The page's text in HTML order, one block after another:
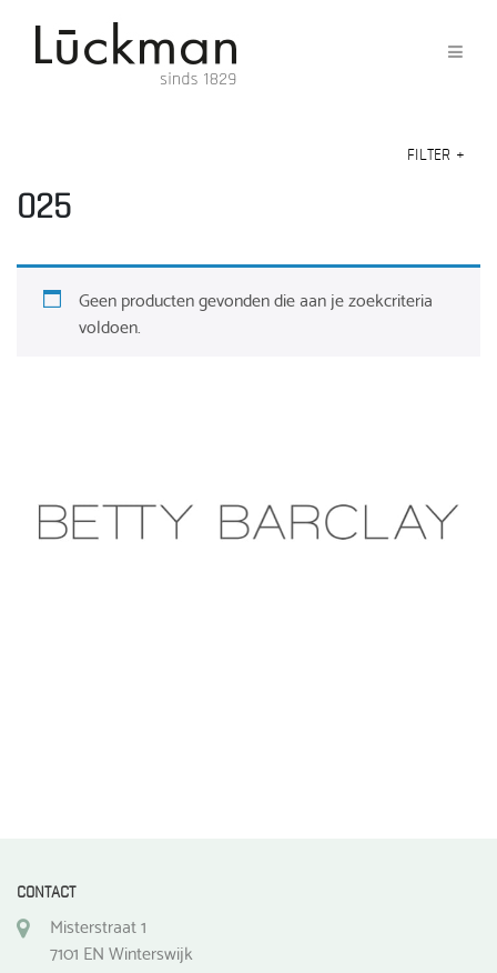
FILTER +
025
Geen producten gevonden die aan je zoekcriteria
voldoen.
CONTACT
Misterstraat 1
7101 EN Winterswijk